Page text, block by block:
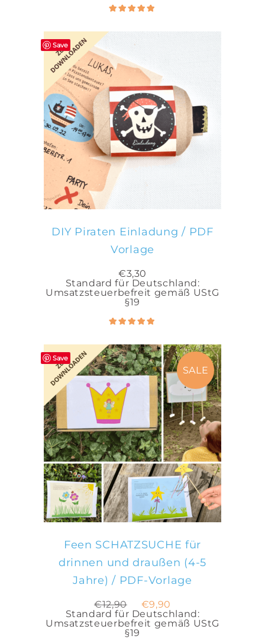
Save
IN DEN WARENKORB
DIY Piraten Einladung / PDF
Vorlage
€3,30
Standard für Deutschland:
Umsatzsteuerbefreit gemäß UStG
§19
Save
SALE
IN DEN WARENKORB
Feen SCHATZSUCHE für
drinnen und draußen (4-5
Jahre) / PDF-Vorlage
€12,90
Ursprünglicher
Preis
war:
€12,90
€9,90
Preis
ist:
Standard für Deutschland:
Umsatzsteuerbefreit gemäß UStG
§19